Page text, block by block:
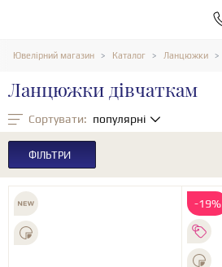
Ювелірний магазин Каталог Ланцюжки
Ланцюжки дівчаткам
Сортувати: популярні
ФІЛЬТРИ
-19%